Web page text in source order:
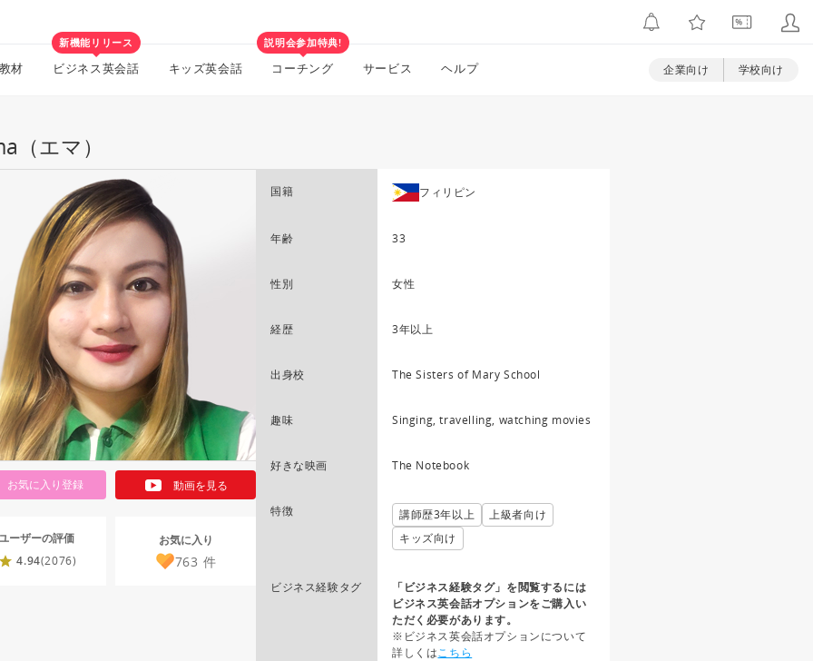
材
新機能リリース
ビジネス英会話 キッズ英会話
説明会参加特典!
コーチング サービス ヘルプ 企業向け 学校向け
（エマ）
お気に入り登録 動画を見る
ーザーの評価
4.94(2076)
お気に入り
763 件
国籍 フィリピン
年齢 33
性別 女性
経歴 3年以上
出身校 The Sisters of Mary School
趣味 Singing, travelling, watching movies
好きな映画 The Notebook
特徴 講師歴3年以上
上級者向け
キッズ向け
ビジネス経験タグ
「ビジネス経験タグ」を閲覧するには
ビジネス英会話オプションをご購入い
ただく必要があります。
※ビジネス英会話オプションについて
詳しくはこちら